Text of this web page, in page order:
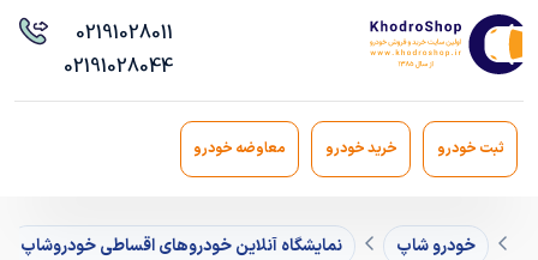
02191028011
02191028044
ثبت خودرو خرید خودرو معاوضه خودرو
خودرو شاپ نمایشگاه آنلاین خودروهای اقساطی خودروشاپ